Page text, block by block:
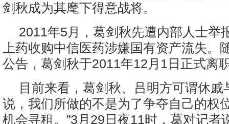
剑秋成为其麾下得意战将。
2011年5月，葛剑秋先遭内部人士举
上药收购中信医药涉嫌国有资产流失。
公告，葛剑秋于2011年12月1日正式离
目前来看，葛剑秋、吕明方可谓休戚
说，我们所做的不是为了争夺自己的权
机会寻租。”3月29日夜11时，葛对记者